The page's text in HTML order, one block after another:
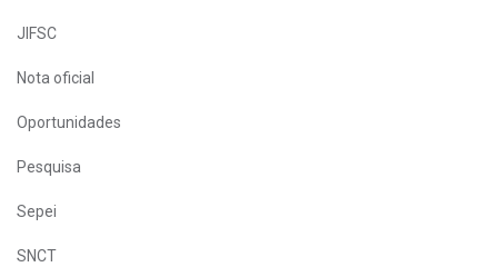
JIFSC
Nota oficial
Oportunidades
Pesquisa
Sepei
SNCT